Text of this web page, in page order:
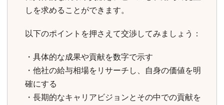
しを求めることができます。
以下のポイントを押さえて交渉してみましょう：
・具体的な成果や貢献を数字で示す
・他社の給与相場をリサーチし、自身の価値を明
確にする
・長期的なキャリアビジョンとその中での貢献を